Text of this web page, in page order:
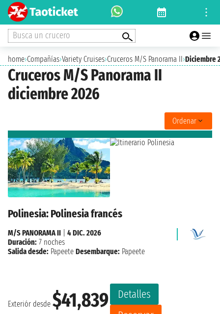
Busca un crucero
home›Compañías›Variety Cruises›Cruceros M/S Panorama II›Diciembre
Cruceros M/S Panorama II
diciembre 2026
Ordenar
Polinesia: Polinesia francés
Exteriór desde $41,839
Detalles
M/S PANORAMA II
4 DIC. 2026
Duración: 7 noches
Salida desde: Papeete Desembarque: Papeete